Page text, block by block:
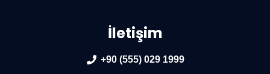
İletişim
+90 (555) 029 1999